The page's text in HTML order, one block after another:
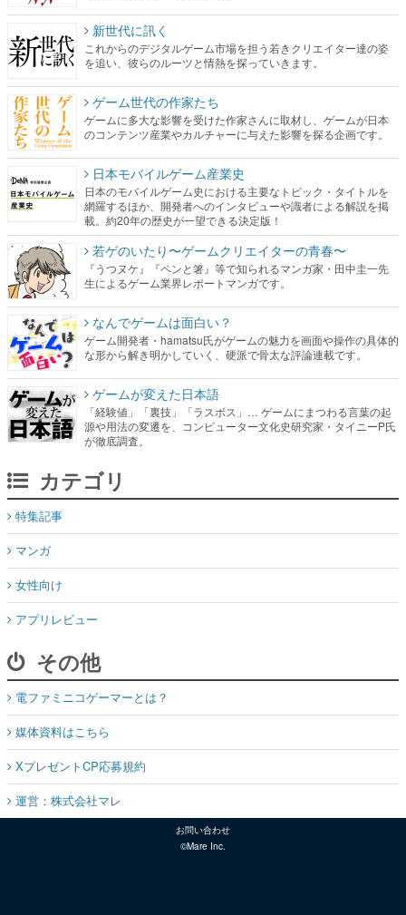
新世代に訊く
これからのデジタルゲーム市場を担う若きクリエイター達の姿
を追い、彼らのルーツと情熱を探っていきます。
ゲーム世代の作家たち
ゲームに多大な影響を受けた作家さんに取材し、ゲームが日本
のコンテンツ産業やカルチャーに与えた影響を探る企画です。
日本モバイルゲーム産業史
日本のモバイルゲーム史における主要なトピック・タイトルを
網羅するほか、開発者へのインタビューや識者による解説を掲
載。約20年の歴史が一望できる決定版！
若ゲのいたり〜ゲームクリエイターの青春〜
『うつヌケ』『ペンと箸』等で知られるマンガ家・田中圭一先
生によるゲーム業界レポートマンガです。
なんでゲームは面白い？
ゲーム開発者・hamatsu氏がゲームの魅力を画面や操作の具体的
な形から解き明かしていく、硬派で骨太な評論連載です。
ゲームが変えた日本語
「経験値」「裏技」「ラスボス」… ゲームにまつわる言葉の起
源や用法の変遷を、コンピューター文化史研究家・タイニーP氏
が徹底調査。
カテゴリ
特集記事
マンガ
女性向け
アプリレビュー
その他
電ファミニコゲーマーとは？
媒体資料はこちら
XプレゼントCP応募規約
運営：株式会社マレ
お問い合わせ
©Mare Inc.